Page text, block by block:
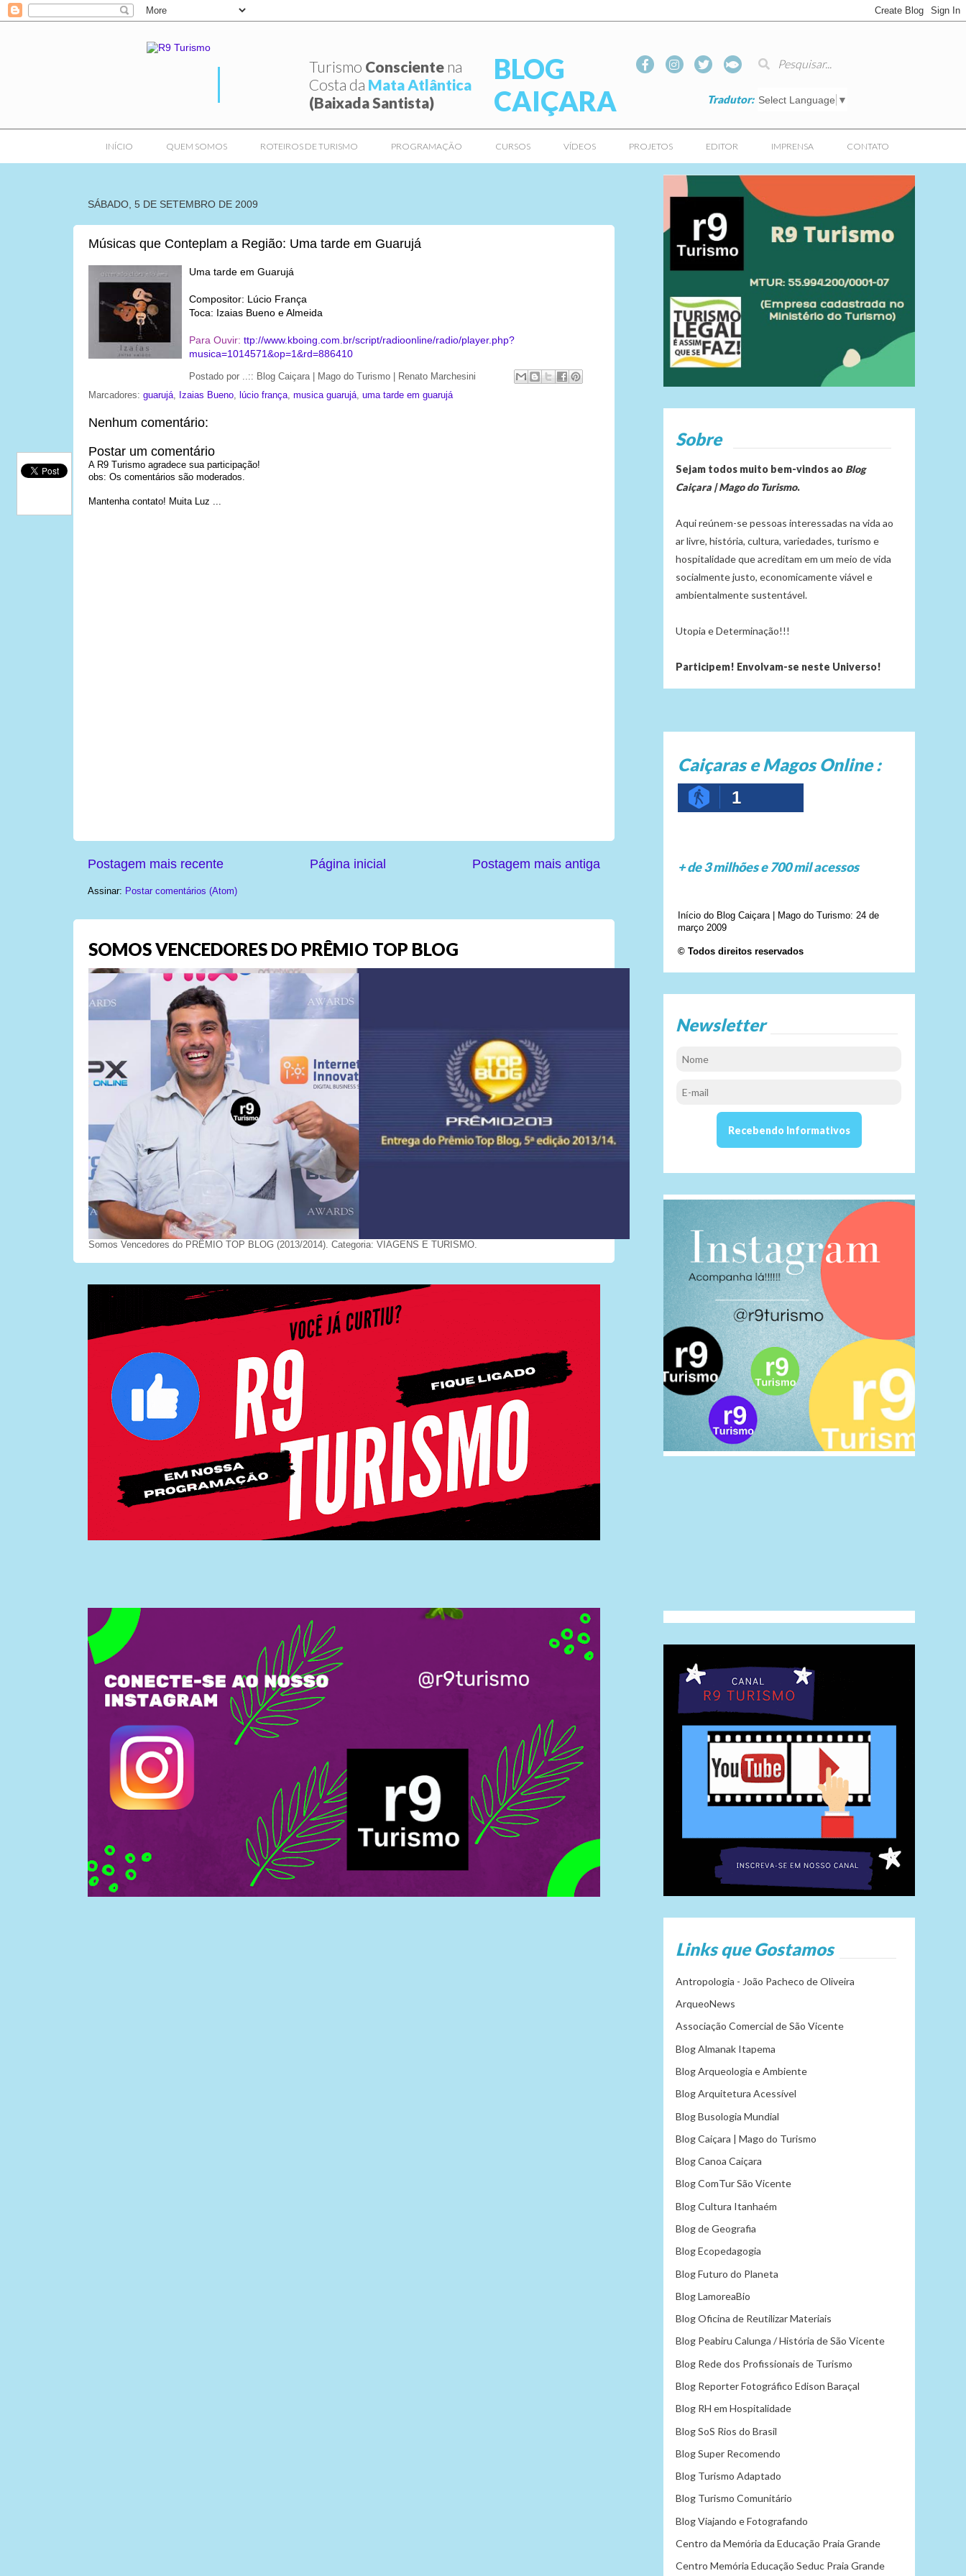
Turismo Consciente na
Costa da Mata Atlântica
(Baixada Santista)
BLOG
CAIÇARA
Select Language ▼
Tradutor:
INÍCIO QUEM SOMOS ROTEIROS DE TURISMO PROGRAMAÇÃO CURSOS VÍDEOS PROJETOS EDITOR IMPRENSA CONTATO
SÁBADO, 5 DE SETEMBRO DE 2009
Músicas que Conteplam a Região: Uma tarde em Guarujá
Uma tarde em Guarujá
Compositor: Lúcio França
Toca: Izaias Bueno e Almeida
Para Ouvir: ttp://www.kboing.com.br/script/radioonline/radio/player.php?
musica=1014571&op=1&rd=886410
Postado por
..:: Blog Caiçara | Mago do Turismo | Renato Marchesini
Marcadores: guarujá, Izaias Bueno, lúcio frança, musica guarujá, uma tarde em guarujá
Nenhum comentário:
Postar um comentário
A R9 Turismo agradece sua participação!
obs: Os comentários são moderados.
Mantenha contato! Muita Luz ...
Postagem mais recente Postagem mais antiga
Página inicial
Assinar: Postar comentários (Atom)
SOMOS VENCEDORES DO PRÊMIO TOP BLOG
Somos Vencedores do PRÊMIO TOP BLOG (2013/2014). Categoria: VIAGENS E TURISMO.
Sobre
Sejam todos muito bem-vindos ao Blog
Caiçara | Mago do Turismo.
Aqui reúnem-se pessoas interessadas na vida ao
ar livre, história, cultura, variedades, turismo e
hospitalidade que acreditam em um meio de vida
socialmente justo, economicamente viável e
ambientalmente sustentável.
Utopia e Determinação!!!
Participem! Envolvam-se neste Universo!
Caiçaras e Magos Online :
1
+ de 3 milhões e 700 mil acessos
Início do Blog Caiçara | Mago do Turismo: 24 de
março 2009
© Todos direitos reservados
Newsletter
Links que Gostamos
Antropologia - João Pacheco de Oliveira
ArqueoNews
Associação Comercial de São Vicente
Blog Almanak Itapema
Blog Arqueologia e Ambiente
Blog Arquitetura Acessível
Blog Busologia Mundial
Blog Caiçara | Mago do Turismo
Blog Canoa Caiçara
Blog ComTur São Vicente
Blog Cultura Itanhaém
Blog de Geografia
Blog Ecopedagogia
Blog Futuro do Planeta
Blog LamoreaBio
Blog Oficina de Reutilizar Materiais
Blog Peabiru Calunga / História de São Vicente
Blog Rede dos Profissionais de Turismo
Blog Reporter Fotográfico Edison Baraçal
Blog RH em Hospitalidade
Blog SoS Rios do Brasil
Blog Super Recomendo
Blog Turismo Adaptado
Blog Turismo Comunitário
Blog Viajando e Fotografando
Centro da Memória da Educação Praia Grande
Centro Memória Educação Seduc Praia Grande